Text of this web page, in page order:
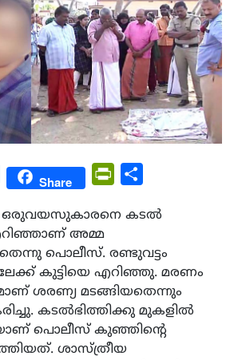
MessengerShare PrintFriendly
ഒരുവയസുകാരനെ കടല്‍
അമ്മ
പൊലീസ്. രണ്ടുവട്ടം
കുട്ടിയെ എറിഞ്ഞു. മരണം
ശരണ്യ മടങ്ങിയതെന്നും
കടല്‍ഭിത്തിക്കു മുകളില്‍
പൊലീസ് കുഞ്ഞിന്റെ
ശാസ്ത്രീയ